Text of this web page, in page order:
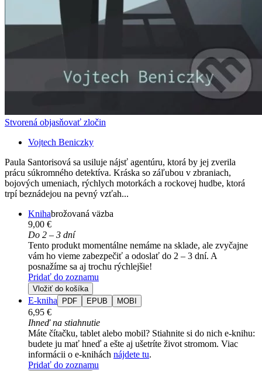
Stvorená objasňovať zločin
Vojtech Beniczky
Paula Santorisová sa usiluje nájsť agentúru, ktorá by jej zverila
prácu súkromného detektíva. Kráska so záľubou v zbraniach,
bojových umeniach, rýchlych motorkách a rockovej hudbe, ktorá
trpí beznádejou na pevný vzťah...
Knihabrožovaná väzba
9,00 €
Do 2 – 3 dní
Tento produkt momentálne nemáme na sklade, ale zvyčajne
vám ho vieme zabezpečiť a odoslať do 2 – 3 dní. A
posnažíme sa aj trochu rýchlejšie!
Pridať do zoznamu
Vložiť do košíka
E-kniha PDF EPUB MOBI
6,95 €
Ihneď na stiahnutie
Máte čítačku, tablet alebo mobil? Stiahnite si do nich e-knihu:
budete ju mať hneď a ešte aj ušetríte život stromom. Viac
informácii o e-knihách nájdete tu.
Pridať do zoznamu